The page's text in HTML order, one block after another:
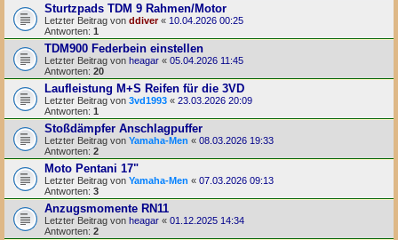
Sturtzpads TDM 9 Rahmen/Motor
Letzter Beitrag von ddiver« 10.04.2026 00:25
Antworten: 1
TDM900 Federbein einstellen
Letzter Beitrag von heagar « 05.04.2026 11:45
Antworten: 20
Laufleistung M+S Reifen für die 3VD
Letzter Beitrag von 3vd1993 « 23.03.2026 20:09
Antworten: 1
Stoßdämpfer Anschlagpuffer
Letzter Beitrag von Yamaha-Men « 08.03.2026 19:33
Antworten: 2
Moto Pentani 17"
Letzter Beitrag von Yamaha-Men « 07.03.2026 09:13
Antworten: 3
Anzugsmomente RN11
Letzter Beitrag von heagar « 01.12.2025 14:34
Antworten: 2